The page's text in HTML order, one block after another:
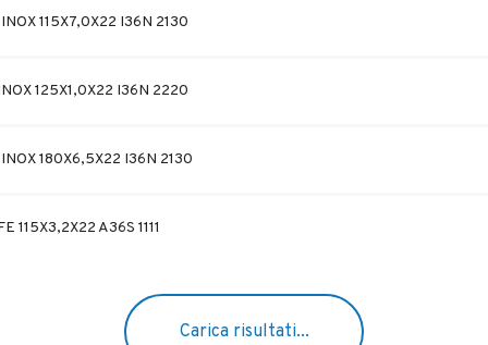
115X7,0X22 I36N 2130
125X1,0X22 I36N 2220
180X6,5X22 I36N 2130
115X3,2X22 A36S 1111
Carica risultati...